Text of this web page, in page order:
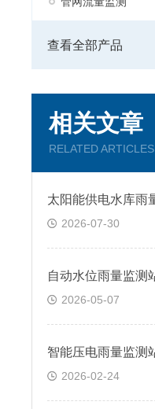
查看全部产品
相关文章
RELATED ARTICLES
2026-07-30
2026-05-07
2026-02-24